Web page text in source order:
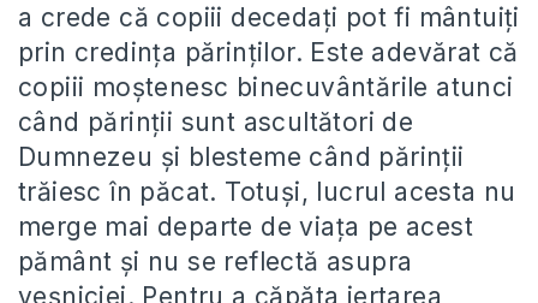
a crede că copiii decedați pot fi mântuiți
prin credința părinților. Este adevărat că
copiii moștenesc binecuvântările atunci
când părinții sunt ascultători de
Dumnezeu și blesteme când părinții
trăiesc în păcat. Totuși, lucrul acesta nu
merge mai departe de viața pe acest
pământ și nu se reflectă asupra
veșniciei. Pentru a căpăta iertarea